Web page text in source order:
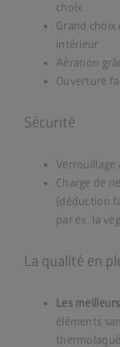
choix
Grand choix
intérieur
Aération
Ouverture
Sécurité
Verrouillage
Charge de
(déduction
par ex. la
La qualité en
Les
éléments